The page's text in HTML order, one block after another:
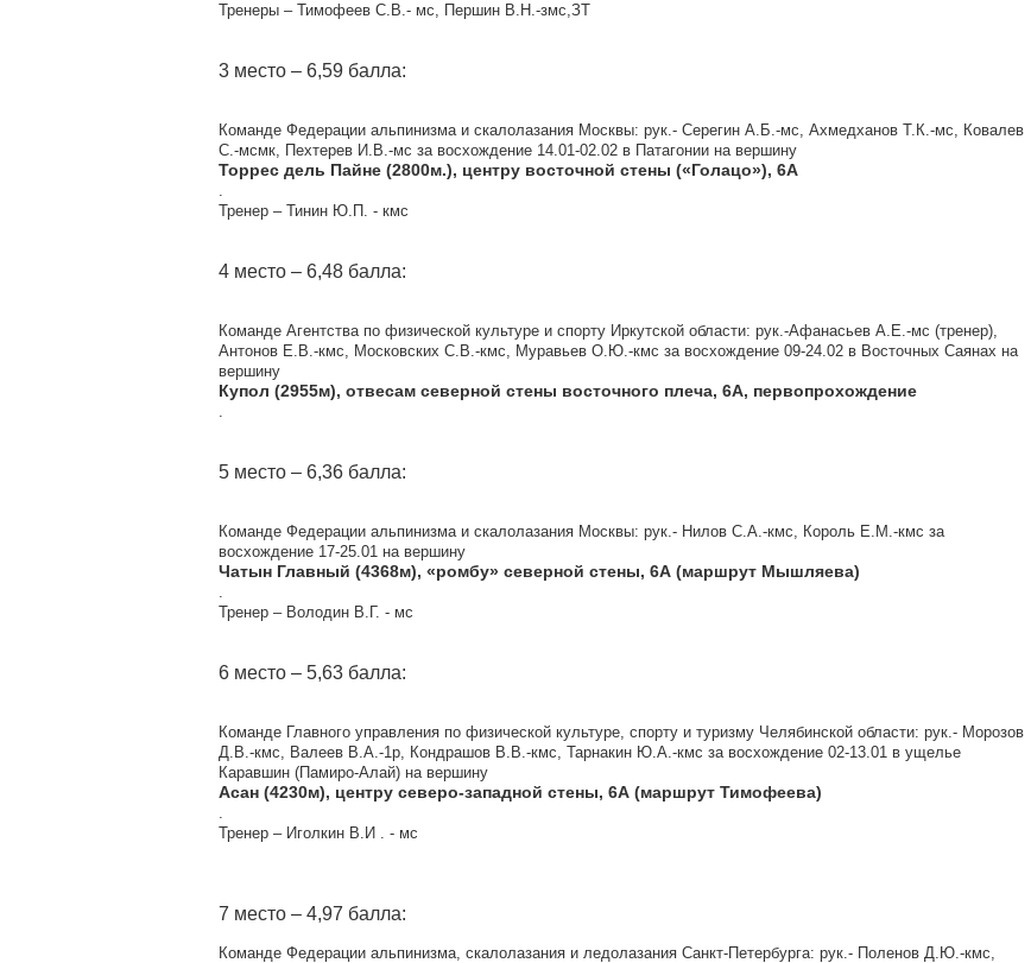
Тренеры – Тимофеев С.В.- мс, Першин В.Н.-змс,ЗТ
3 место – 6,59 балла:
Команде Федерации альпинизма и скалолазания Москвы: рук.- Серегин А.Б.-мс, Ахмедханов Т.К.-мс, Ковалев
С.-мсмк, Пехтерев И.В.-мс за восхождение 14.01-02.02 в Патагонии на вершину
Торрес дель Пайне (2800м.), центру восточной стены («Голацо»), 6А
.
Тренер – Тинин Ю.П. - кмс
4 место – 6,48 балла:
Команде Агентства по физической культуре и спорту Иркутской области: рук.-Афанасьев А.Е.-мс (тренер),
Антонов Е.В.-кмс, Московских С.В.-кмс, Муравьев О.Ю.-кмс за восхождение 09-24.02 в Восточных Саянах на
вершину
Купол (2955м), отвесам северной стены восточного плеча, 6А, первопрохождение
.
5 место – 6,36 балла:
Команде Федерации альпинизма и скалолазания Москвы: рук.- Нилов С.А.-кмс, Король Е.М.-кмс за
восхождение 17-25.01 на вершину
Чатын Главный (4368м), «ромбу» северной стены, 6А (маршрут Мышляева)
.
Тренер – Володин В.Г. - мс
6 место – 5,63 балла:
Команде Главного управления по физической культуре, спорту и туризму Челябинской области: рук.- Морозов
Д.В.-кмс, Валеев В.А.-1р, Кондрашов В.В.-кмс, Тарнакин Ю.А.-кмс за восхождение 02-13.01 в ущелье
Каравшин (Памиро-Алай) на вершину
Асан (4230м), центру северо-западной стены, 6А (маршрут Тимофеева)
.
Тренер – Иголкин В.И . - мс
7 место – 4,97 балла:
Команде Федерации альпинизма, скалолазания и ледолазания Санкт-Петербурга: рук.- Поленов Д.Ю.-кмс,